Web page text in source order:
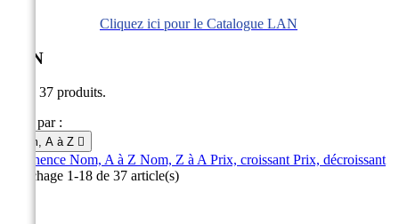
Cliquez ici pour le Catalogue LAN
LAN
Il y a 37 produits.
Trier par :
Nom, A à Z 
Pertinence Nom, A à Z Nom, Z à APrix, croissantPrix, décroissant
Affichage 1-18 de 37 article(s)